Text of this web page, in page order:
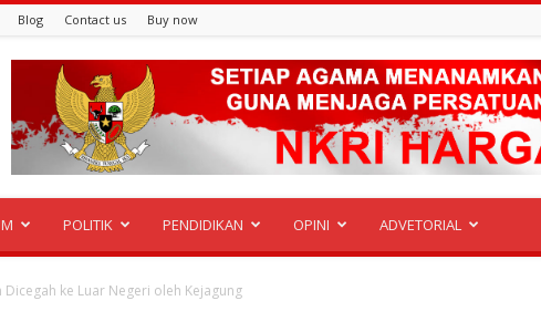
Blog Contact us Buy now
POLITIK PENDIDIKAN OPINI ADVETORIAL
ke Luar Negeri oleh Kejagung